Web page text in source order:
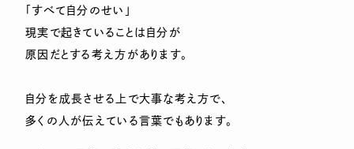
「すべて自分のせい」
現実で起きていることは自分が
原因だとする考え方があります。
自分を成長させる上で大事な考え方で、
多くの人が伝えている言葉でもあります。